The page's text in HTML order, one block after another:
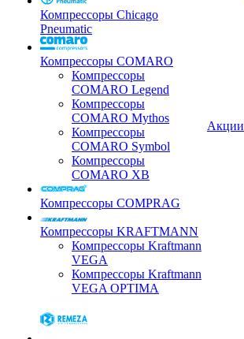
Компрессоры Chicago
Pneumatic
Компрессоры COMARO
Компрессоры
COMARO Legend
Компрессоры
COMARO Mythos
Компрессоры
COMARO Symbol
Компрессоры
COMARO XB
Компрессоры COMPRAG
Компрессоры KRAFTMANN
Компрессоры Kraftmann
VEGA
Компрессоры Kraftmann
VEGA OPTIMA
Акции